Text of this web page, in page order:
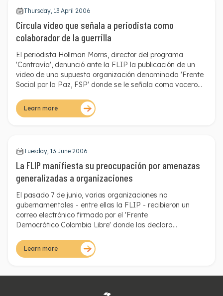
Thursday, 13 April 2006
Circula video que señala a periodista como
colaborador de la guerrilla
El periodista Hollman Morris, director del programa
'Contravía', denunció ante la FLIP la publicación de un
video de una supuesta organización denominada 'Frente
Social por la Paz, FSP' donde se le señala como vocero
Learn more
Tuesday, 13 June 2006
La FLIP manifiesta su preocupación por amenazas
generalizadas a organizaciones
El pasado 7 de junio, varias organizaciones no
gubernamentales - entre ellas la FLIP - recibieron un
correo electrónico firmado por el 'Frente
Democrático Colombia Libre' donde las declara
tenor enviadas a la Universidad de Antioquia, la
Universidad Nacional, el columnista Iván Cepeda y el
Learn more